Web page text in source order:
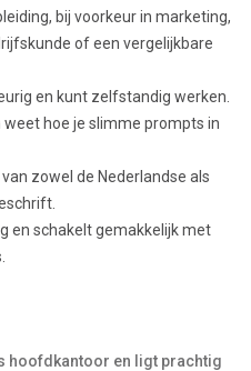
bij voorkeur in marketing,
of een vergelijkbare
en kunt zelfstandig werken.
hoe je slimme prompts in
zowel de Nederlandse als
en schakelt gemakkelijk met
hoofdkantoor en ligt prachtig